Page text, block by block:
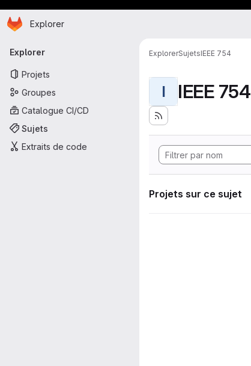
Passer au contenu principal
Page d'accueil
Explorer
Navigation principale
Explorer
Projets
Groupes
Catalogue CI/CD
Sujets
Extraits de code
ExplorerSujetsIEEE 754
I IEEE 754
Projets sur ce sujet